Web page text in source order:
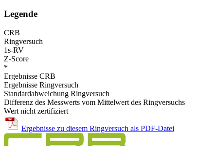
Legende
CRB
Ringversuch
1s-RV
Z-Score
*
Ergebnisse CRB
Ergebnisse Ringversuch
Standardabweichung Ringversuch
Differenz des Messwerts vom Mittelwert des Ringversuchs
Wert nicht zertifiziert
Ergebnisse zu diesem Ringversuch als PDF-Datei